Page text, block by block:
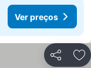
Ver preços
Partilhar